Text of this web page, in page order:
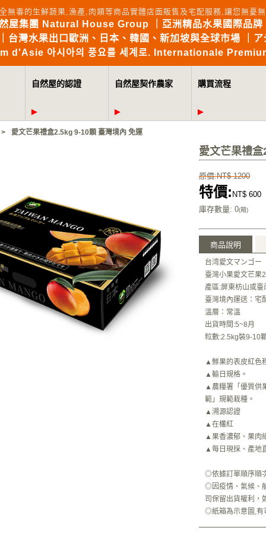
無毒的生鮮蔬果,漁產,肉類等商品實體店面販售及宅配服務,讓您無
屋集團 Natural House Group ｜亞洲精品水果國際品
灣水果出口歐洲、日本、韓國、新加坡與全球市場 ｜ア
아시아의 풍요를 세계로. Internationale
自然屋的認證 自然屋契作農家 購買流程
> 愛文芒果禮盒2.5kg 9-10顆 臺灣境內 免運
愛文芒果禮
原價:NT$ 1200
特價: NT$ 600
庫存數量: 0(箱)
商品說明
台湾愛文マンゴー
臺灣小果愛文芒果
產區:屏東枋山或臺
臺灣境內運送：宅
溫層：常溫
出貨時間:5~8月
粒數:2.5kg裝9-10
▲鮮果的表皮紅色
▲輸日規格。
▲農糧署「優質供
範」規範栽種。
▲溯源認證
▲在欉紅
▲果香濃郁、果肉
▲每日現採、產地
◎依據訂單順序順
◎因疫情、氣候、
司保留出貨權利，
◎紙箱為示意圖,有